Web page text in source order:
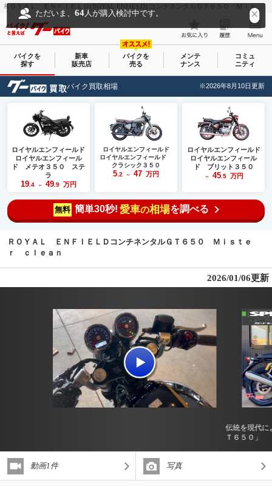
ただいま、64人が購入検討中です。
バイクを
探す
新車
販売店
バイクを
売る
メンテ
ナンス
コミュ
ニティ
バイク買取相場 ※2026年8月10日更新
ロイヤルエンフィールド
ロイヤルエンフィール
ド メテオ３５０ ステ
ラ
19.4 ～ 49.9 万円
ロイヤルエンフィールド
ロイヤルエンフィールド
クラシック３５０
5 .2 ～ 47 万円
ロイヤルエンフィールド
ロイヤルエンフィール
ド ブリット３５０
～ 45.5 万円
無料 簡単30秒! 愛車の相場を調べる
ＲＯＹＡＬ ＥＮＦＩＥＬＤコンチネンタルＧＴ６５０ Ｍｉｓｔｅ
ｒ ｃｌｅａｎ
2026/01/06更新
伝統を現代に
Ｔ６５０」
動画1件 写真